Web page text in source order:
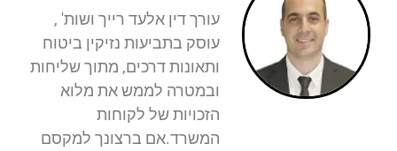
עורך דין אלעד רייך ושות' ,
עוסק בתביעות נזיקין ביטוח
ותאונות דרכים, מתוך שליחות
ובמטרה לממש את מלוא
הזכויות של לקוחות
המשרד.אם ברצונך למקסם